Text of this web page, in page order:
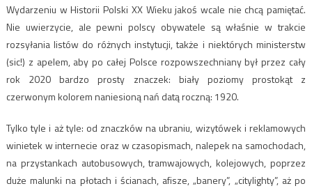
Wydarzeniu w Historii Polski XX Wieku jakoś wcale nie chcą pamiętać.
Nie uwierzycie, ale pewni polscy obywatele są właśnie w trakcie
rozsyłania listów do różnych instytucji, także i niektórych ministerstw
(sic!) z apelem, aby po całej Polsce rozpowszechniany był przez cały
rok 2020 bardzo prosty znaczek: biały poziomy prostokąt z
czerwonym kolorem naniesioną nań datą roczną: 1920.
Tylko tyle i aż tyle: od znaczków na ubraniu, wizytówek i reklamowych
winietek w internecie oraz w czasopismach, nalepek na samochodach,
na przystankach autobusowych, tramwajowych, kolejowych, poprzez
duże malunki na płotach i ścianach, afisze, „banery”, „citylighty”, aż po